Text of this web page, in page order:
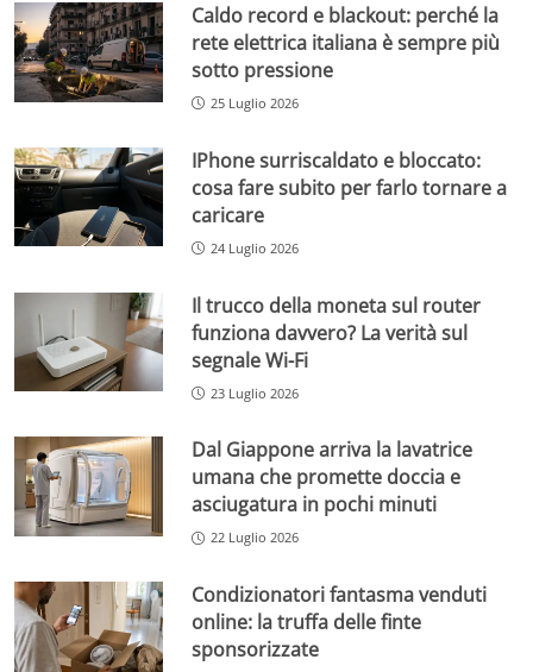
Caldo record e blackout: perché la
rete elettrica italiana è sempre più
sotto pressione
25 Luglio 2026
IPhone surriscaldato e bloccato:
cosa fare subito per farlo tornare a
caricare
24 Luglio 2026
Il trucco della moneta sul router
funziona davvero? La verità sul
segnale Wi-Fi
23 Luglio 2026
Dal Giappone arriva la lavatrice
umana che promette doccia e
asciugatura in pochi minuti
22 Luglio 2026
Condizionatori fantasma venduti
online: la truffa delle finte
sponsorizzate